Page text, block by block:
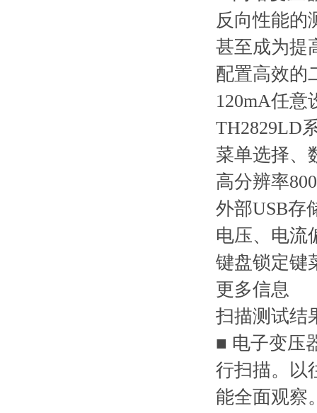
反向性能的
甚至成为提
配置高效的
120mA任意
TH2829LD
菜单选择、
高分辨率
外部USB存
电压、电流
键盘锁定键
更多信息
扫描测试结
■ 电子变压
行扫描。以
能全面观察